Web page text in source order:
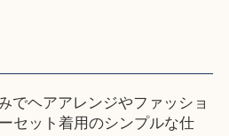
でヘアアレンジやファッショ
セット着用のシンプルな仕